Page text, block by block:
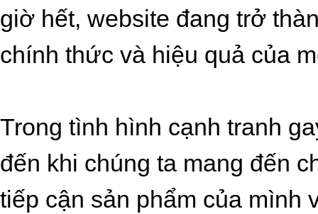
giờ hết, website đang trở
chính thức và hiệu quả của
Trong tình hình cạnh tranh
đến khi chúng ta mang đến
tiếp cận sản phẩm của mình